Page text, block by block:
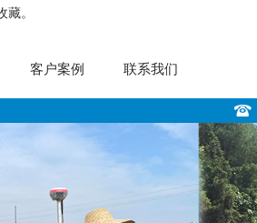
。
客户案例 联系我们